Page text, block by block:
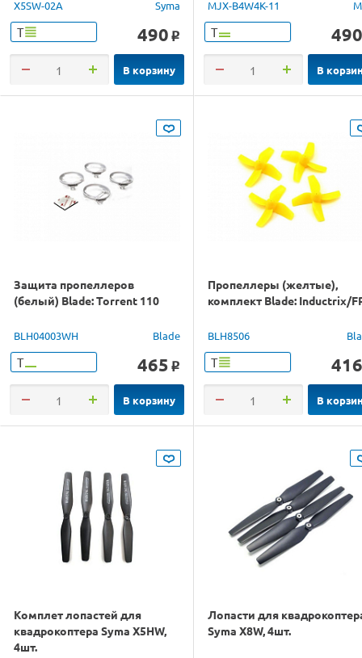
X5SW-02A Syma
Т 490 o
В корзину
MJX-B4W4K-11
Т 490
В
Защита пропеллеров
(белый) Blade: Torrent 110
BLH04003WH Blade
Т 465 o
В корзину
Пропеллеры (желтые),
комплект Blade: Inductrix/
BLH8506
Т 416
В
Комплет лопастей для
квадрокоптера Syma X5HW,
4шт.
Лопасти для
Syma X8W, 4шт.